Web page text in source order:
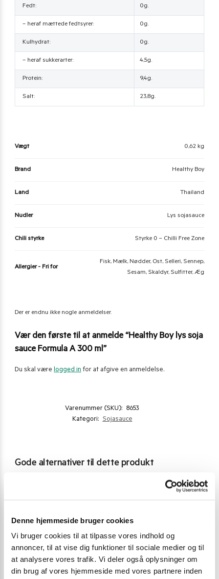
Denne hjemmeside bruger cookies
Vi bruger cookies til at tilpasse vores indhold og
annoncer, til at vise dig funktioner til sociale medier og til
at analysere vores trafik. Vi deler også oplysninger om
din brug af vores hjemmeside med vores partnere inden
Fedt: 0g.
– heraf mættede fedtsyrer: 0g.
Kulhydrat: 0g.
– heraf sukkerarter: 4,5g.
Protein: 9,4g.
Salt: 23,8g.
Vægt 0,62 kg
Brand Healthy Boy
Land Thailand
Nudler Lys sojasauce
Chili styrke Styrke 0 – Chilli Free Zone
Allergier - Fri for
Fisk, Mælk, Nødder, Ost, Selleri, Sennep,
Sesam, Skaldyr, Sulfitter, Æg
Der er endnu ikke nogle anmeldelser.
Vær den første til at anmelde “Healthy Boy lys soja
sauce Formula A 300 ml”
Du skal være logged in for at afgive en anmeldelse.
Varenummer (SKU): 8653
Kategori: Sojasauce
Gode alternativer til dette produkt
POPULÆR